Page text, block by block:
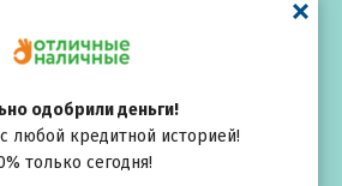
одобрили деньги!
любой кредитной историей!
только сегодня!